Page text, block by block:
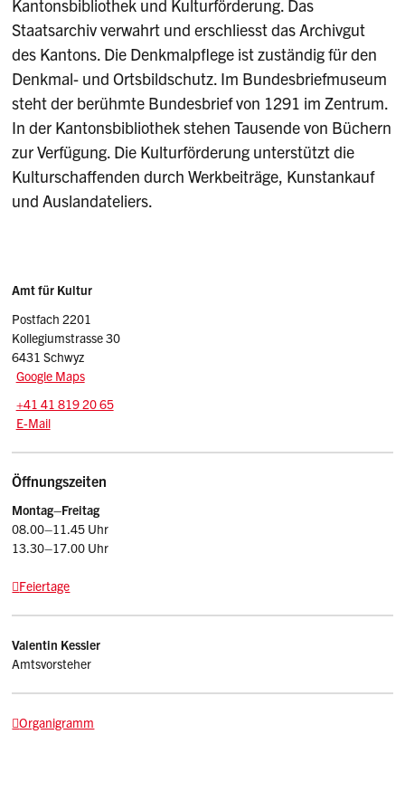
Kantonsbibliothek und Kulturförderung. Das
Staatsarchiv verwahrt und erschliesst das Archivgut
des Kantons. Die Denkmalpflege ist zuständig für den
Denkmal- und Ortsbildschutz. Im Bundesbriefmuseum
steht der berühmte Bundesbrief von 1291 im Zentrum.
In der Kantonsbibliothek stehen Tausende von Büchern
zur Verfügung. Die Kulturförderung unterstützt die
Kulturschaffenden durch Werkbeiträge, Kunstankauf
und Auslandateliers.
Sidebar
Adresse
Amt für Kultur
Postfach 2201
Kollegiumstrasse 30
6431 Schwyz
Google Maps
Tel.:
+41 41 819 20 65
E-Mail: afk
E-Mail
Öffnungszeiten
Montag–Freitag
08.00–11.45 Uhr
13.30–17.00 Uhr
Feiertage
Valentin Kessler
Amtsvorsteher
Organigramm